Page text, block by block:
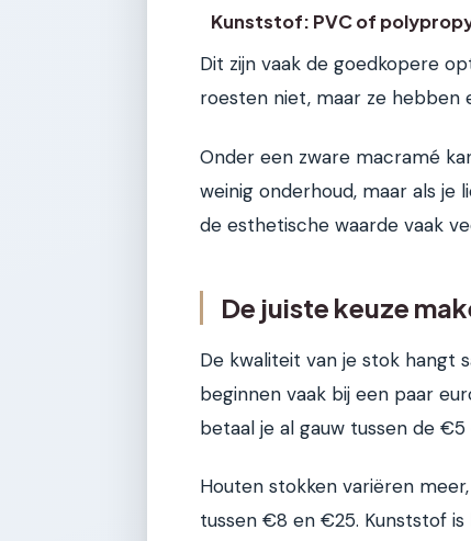
Kunststof: PVC of
Dit zijn vaak de goedkopere
roesten niet, maar ze hebben
Onder een zware macramé
weinig onderhoud, maar als je
de esthetische waarde vaak
De juiste keuze
De kwaliteit van je stok hangt
beginnen vaak bij een paar
betaal je al gauw tussen de €5
Houten stokken variëren
tussen €8 en €25. Kunststof